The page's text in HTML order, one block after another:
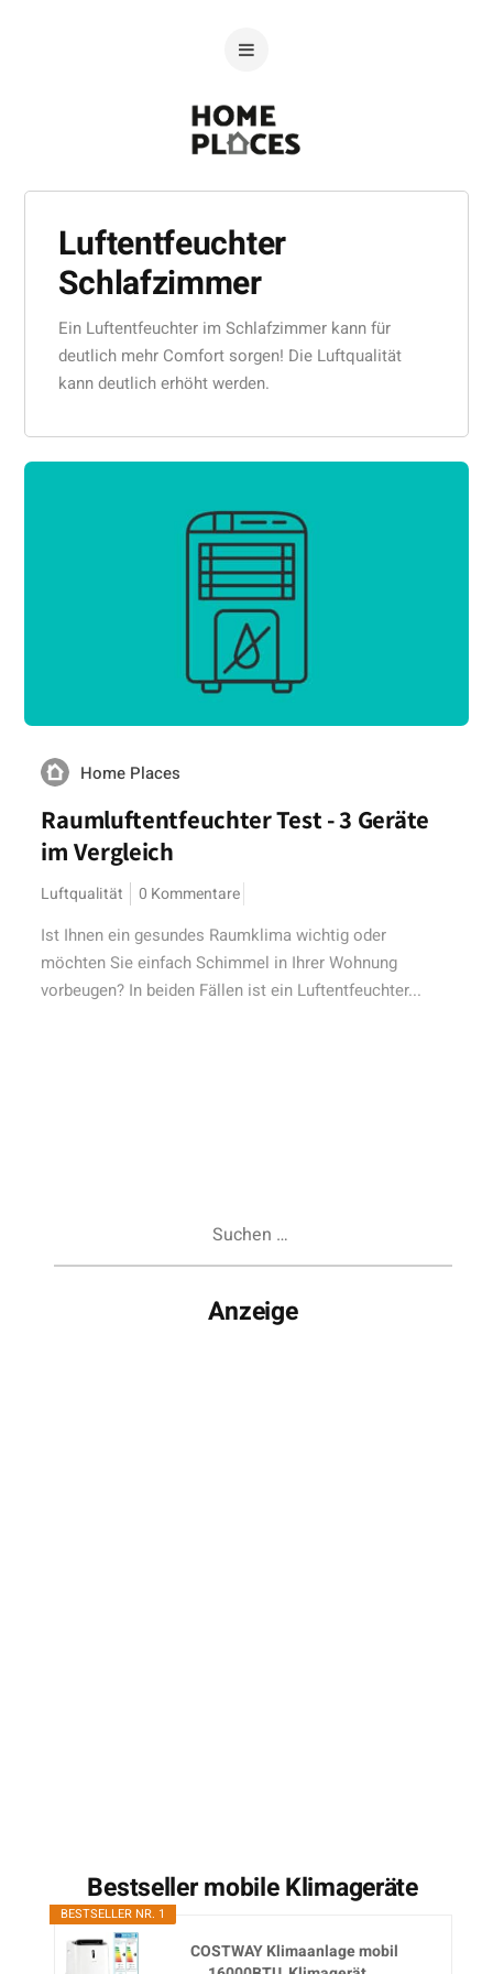
Luftentfeuchter
Schlafzimmer
Ein Luftentfeuchter im Schlafzimmer kann für
deutlich mehr Comfort sorgen! Die Luftqualität
kann deutlich erhöht werden.
Home Places
Raumluftentfeuchter Test - 3 Geräte
im Vergleich
Luftqualität 0 Kommentare
Ist Ihnen ein gesundes Raumklima wichtig oder
möchten Sie einfach Schimmel in Ihrer Wohnung
vorbeugen? In beiden Fällen ist ein Luftentfeuchter...
Anzeige
Bestseller mobile Klimageräte
BESTSELLER NR. 1
COSTWAY Klimaanlage mobil